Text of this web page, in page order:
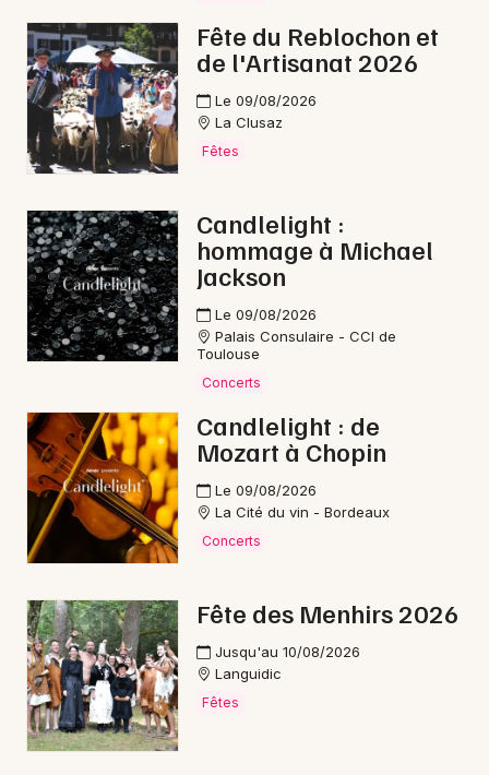
Fête du Reblochon et
de l'Artisanat 2026
Le 09/08/2026
La Clusaz
Fêtes
Candlelight :
hommage à Michael
Jackson
Le 09/08/2026
Palais Consulaire - CCI de
Toulouse
Concerts
Candlelight : de
Mozart à Chopin
Le 09/08/2026
La Cité du vin - Bordeaux
Concerts
Fête des Menhirs 2026
Jusqu'au 10/08/2026
Languidic
Fêtes